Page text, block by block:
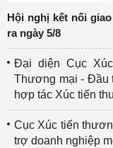
Hội nghị kết nối
ra ngày 5/8
Đại diện Cục
Thương mại - Đầu
hợp tác Xúc tiến
Cục Xúc tiến
trợ doanh nghiệp